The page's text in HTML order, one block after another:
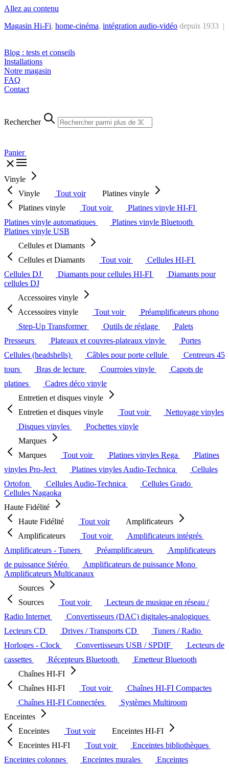
Allez au contenu
Magasin Hi-Fi, home-cinéma, intégration audio-vidéo depuis 1933 |
Blog : tests et conseils
Installations
Notre magasin
FAQ
Contact
Rechercher
Panier
Vinyle
Vinyle
Tout voir
Platines vinyle
Platines vinyle
Tout voir
Platines vinyle HI-FI
Platines vinyle automatiques
Platines vinyle Bluetooth
Platines vinyle USB
Cellules et Diamants
Cellules et Diamants
Tout voir
Cellules HI-FI
Cellules DJ
Diamants pour cellules HI-FI
Diamants pour
cellules DJ
Accessoires vinyle
Accessoires vinyle
Tout voir
Préamplificateurs phono
Step-Up Transformer
Outils de réglage
Palets
Presseurs
Plateaux et couvres-plateaux vinyle
Portes
Cellules (headshells)
Câbles pour porte cellule
Centreurs 45
tours
Bras de lecture Courroies vinyle
Capots de
platines
Cadres déco vinyle
Entretien et disques vinyle
Entretien et disques vinyle
Tout voir
Nettoyage vinyles
Disques vinyles
Pochettes vinyle
Marques
Marques
Tout voir Platines vinyles Rega
Platines
vinyles Pro-Ject
Platines vinyles Audio-Technica
Cellules
Ortofon
Cellules Audio-Technica
Cellules Grado
Cellules Nagaoka
Haute Fidélité
Haute Fidélité
Tout voir
Amplificateurs
Amplificateurs
Tout voir
Amplificateurs intégrés
Amplificateurs - Tuners
Préamplificateurs
Amplificateurs
de puissance Stéréo
Amplificateurs de puissance Mono
Amplificateurs Multicanaux
Sources
Sources
Tout voir
Lecteurs de musique en réseau /
Radio Internet
Convertisseurs (DAC) digitales-analogiques
Lecteurs CD
Drives / Transports CD
Tuners / Radio
Horloges - Clock
Convertisseurs USB / SPDIF
Lecteurs de
cassettes
Récepteurs Bluetooth
Emetteur Bluetooth
Chaînes HI-FI
Chaînes HI-FI
Tout voir
Chaînes HI-FI Compactes
Chaînes HI-FI Connectées
Systèmes Multiroom
Enceintes
Enceintes
Tout voir
Enceintes HI-FI
Enceintes HI-FI
Tout voir
Enceintes bibliothèques
Enceintes colonnes
Enceintes murales
Enceintes